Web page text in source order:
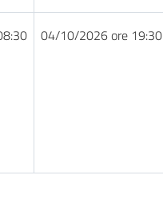
04/10/2026 ore 19:30